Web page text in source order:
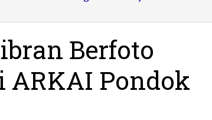
Berfoto
ARKAI Pondok